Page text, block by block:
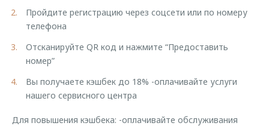
Запчасти
Трейд-ин
Калькулятор трейд-ин
Аксессуары
Одежда и сувениры
Оригинальные аксессуары
Пройдите регистрацию через соцсети или по номеру
телефона
Отсканируйте QR код и нажмите “Предоставить
номер”
Вы получаете кэшбек до 18% -оплачивайте услуги
нашего сервисного центра
Для повышения кэшбека: -оплачивайте обслуживания